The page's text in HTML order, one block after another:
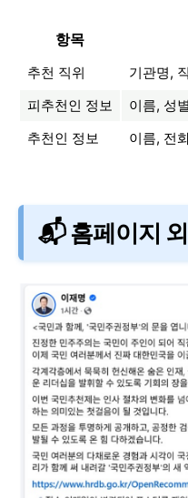
항목
추천 직위
기관명,
피추천인 정보
이름, 성
추천인 정보
이름, 전
📬 홈페이지